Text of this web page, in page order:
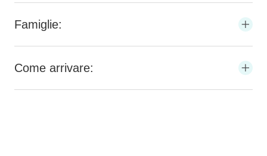
Famiglie:
Come arrivare: